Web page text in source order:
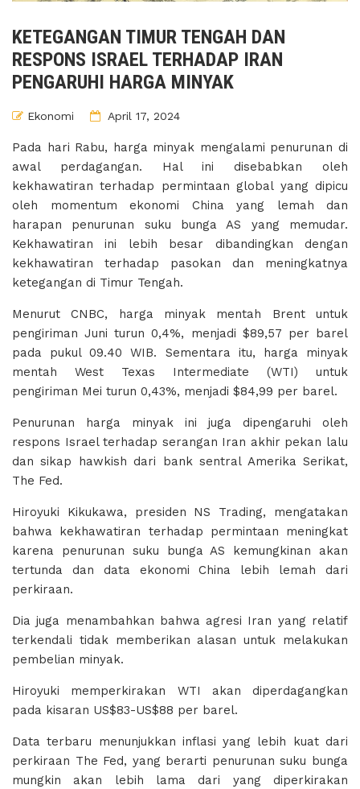
KETEGANGAN TIMUR TENGAH DAN
RESPONS ISRAEL TERHADAP IRAN
PENGARUHI HARGA MINYAK
Ekonomi April 17, 2024
Pada hari Rabu, harga minyak mengalami penurunan di
awal perdagangan. Hal ini disebabkan oleh
kekhawatiran terhadap permintaan global yang dipicu
oleh momentum ekonomi China yang lemah dan
harapan penurunan suku bunga AS yang memudar.
Kekhawatiran ini lebih besar dibandingkan dengan
kekhawatiran terhadap pasokan dan meningkatnya
ketegangan di Timur Tengah.
Menurut CNBC, harga minyak mentah Brent untuk
pengiriman Juni turun 0,4%, menjadi $89,57 per barel
pada pukul 09.40 WIB. Sementara itu, harga minyak
mentah West Texas Intermediate (WTI) untuk
pengiriman Mei turun 0,43%, menjadi $84,99 per barel.
Penurunan harga minyak ini juga dipengaruhi oleh
respons Israel terhadap serangan Iran akhir pekan lalu
dan sikap hawkish dari bank sentral Amerika Serikat,
The Fed.
Hiroyuki Kikukawa, presiden NS Trading, mengatakan
bahwa kekhawatiran terhadap permintaan meningkat
karena penurunan suku bunga AS kemungkinan akan
tertunda dan data ekonomi China lebih lemah dari
perkiraan.
Dia juga menambahkan bahwa agresi Iran yang relatif
terkendali tidak memberikan alasan untuk melakukan
pembelian minyak.
Hiroyuki memperkirakan WTI akan diperdagangkan
pada kisaran US$83-US$88 per barel.
Data terbaru menunjukkan inflasi yang lebih kuat dari
perkiraan The Fed, yang berarti penurunan suku bunga
mungkin akan lebih lama dari yang diperkirakan